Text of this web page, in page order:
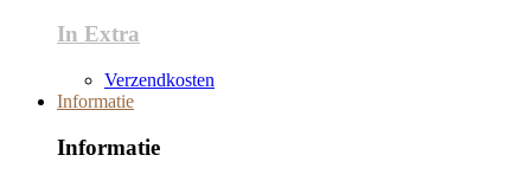
In Extra
Verzendkosten
Informatie
Informatie